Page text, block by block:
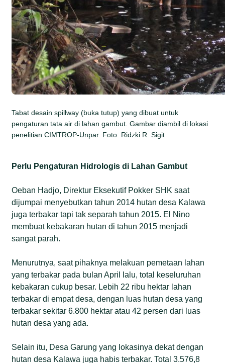
Tabat desain spillway (buka tutup) yang dibuat untuk
pengaturan tata air di lahan gambut. Gambar diambil di lokasi
penelitian CIMTROP-Unpar. Foto: Ridzki R. Sigit
Perlu Pengaturan Hidrologis di Lahan Gambut
Oeban Hadjo, Direktur Eksekutif Pokker SHK saat
dijumpai menyebutkan tahun 2014 hutan desa Kalawa
juga terbakar tapi tak separah tahun 2015. El Nino
membuat kebakaran hutan di tahun 2015 menjadi
sangat parah.
Menurutnya, saat pihaknya melakuan pemetaan lahan
yang terbakar pada bulan April lalu, total keseluruhan
kebakaran cukup besar. Lebih 22 ribu hektar lahan
terbakar di empat desa, dengan luas hutan desa yang
terbakar sekitar 6.800 hektar atau 42 persen dari luas
hutan desa yang ada.
Selain itu, Desa Garung yang lokasinya dekat dengan
hutan desa Kalawa juga habis terbakar. Total 3.576,8